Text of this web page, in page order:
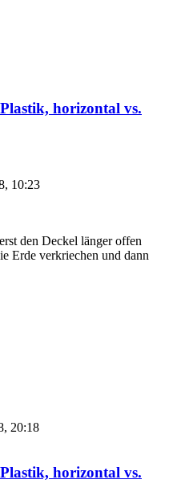
horizontal vs.
10:23
den Deckel länger offen
Erde verkriechen und dann
20:18
horizontal vs.